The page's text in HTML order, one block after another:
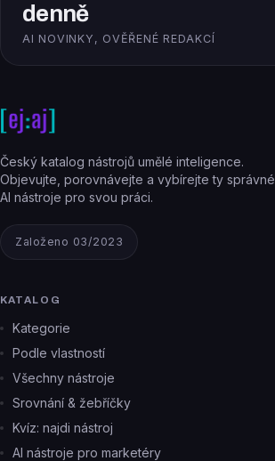
denně
AI NOVINKY, OVĚŘENÉ REDAKCÍ
Český katalog nástrojů umělé inteligence.
Objevujte, porovnávejte a vybírejte ty správné
AI nástroje pro svou práci.
Založeno 03/2023
KATALOG
Kategorie
Podle vlastností
Všechny nástroje
Srovnání & žebříčky
Kvíz: najdi nástroj
AI nástroje pro marketéry